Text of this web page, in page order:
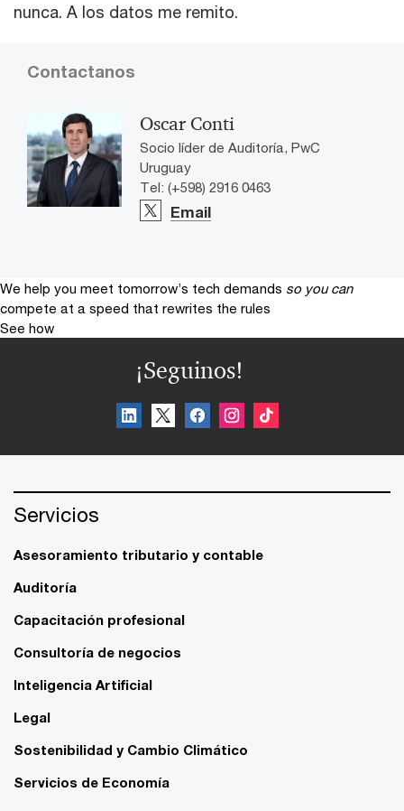
nunca. A los datos me remito.
Contactanos
Oscar Conti
Socio líder de Auditoría, PwC
Uruguay
Tel: (+598) 2916 0463
Email
We help you meet tomorrow’s tech demands so you can
compete at a speed that rewrites the rules
See how
¡Seguinos!
Servicios
Asesoramiento tributario y contable
Auditoría
Capacitación profesional
Consultoría de negocios
Inteligencia Artificial
Legal
Sostenibilidad y Cambio Climático
Servicios de Economía